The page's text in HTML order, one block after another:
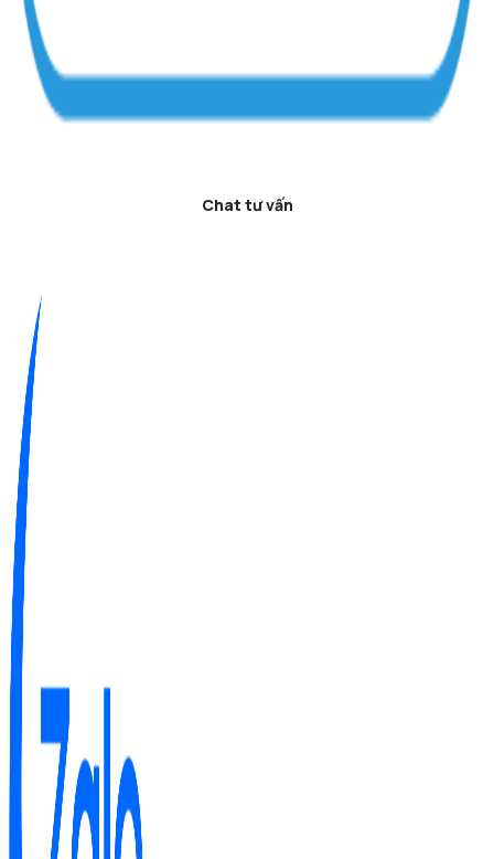
Chat tư vấn